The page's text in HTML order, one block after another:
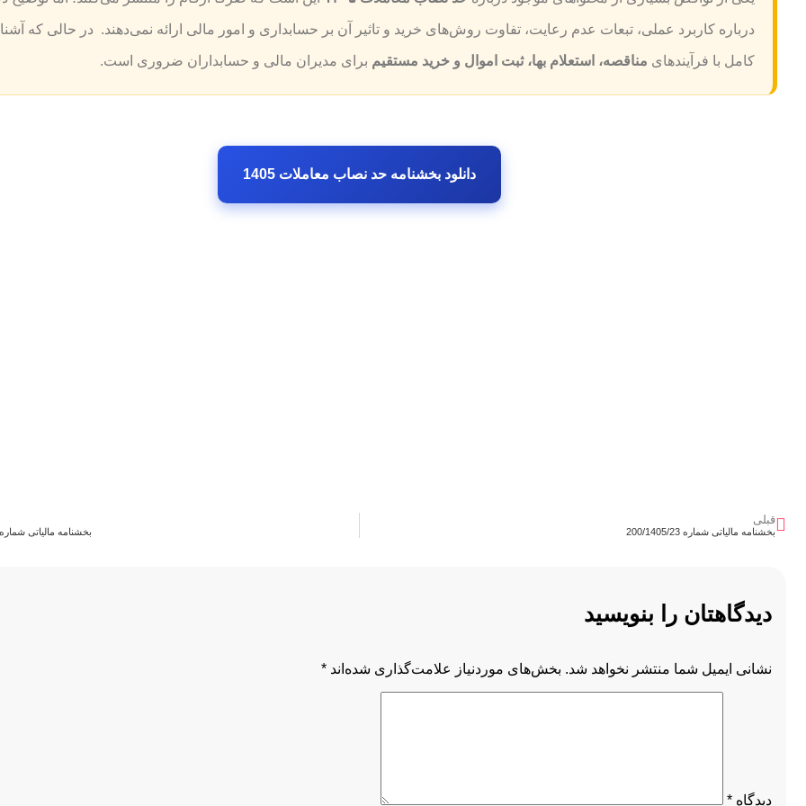
درباره کاربرد عملی، تبعات عدم رعایت، تفاوت روش‌های خرید و تاثیر آن بر حسابداری و امور مالی ارائه نمی‌دهند. در حالی که
کامل با فرآیندهای مناقصه، استعلام بها، ثبت اموال و خرید مستقیم برای مدیران مالی و حسابداران ضروری است.
دانلود بخشنامه حد نصاب معاملات 1405
قبلی
بخشنامه مالیاتی شماره 200/1405/23 بخشنامه مالیاتی شماره 200/
دیدگاهتان را بنویسید
نشانی ایمیل شما منتشر نخواهد شد. بخش‌های موردنیاز علامت‌گذاری شده‌اند *
دیدگاه *